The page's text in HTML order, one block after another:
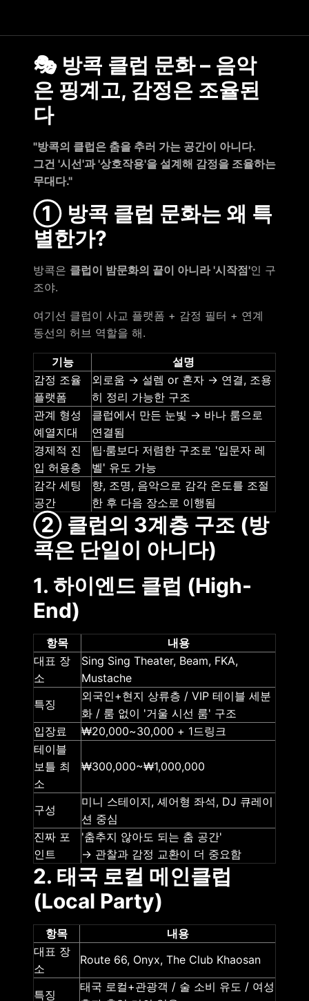
🎭 방콕 클럽 문화 – 음악
은 핑계고, 감정은 조율된
다
"방콕의 클럽은 춤을 추러 가는 공간이 아니다.
그건 '시선'과 '상호작용'을 설계해 감정을 조율하는
무대다."
① 방콕 클럽 문화는 왜 특
별한가?
방콕은 클럽이 밤문화의 끝이 아니라 '시작점'인 구
조야.
여기선 클럽이 사교 플랫폼 + 감정 필터 + 연계
동선의 허브 역할을 해.
기능
설명
감정 조율
플랫폼
외로움 → 설렘 or 혼자 → 연결, 조용
히 정리 가능한 구조
관계 형성
예열지대
클럽에서 만든 눈빛 → 바나 룸으로
연결됨
경제적 진
입 허용층
팁·룸보다 저렴한 구조로 '입문자 레
벨' 유도 가능
감각 세팅
공간
향, 조명, 음악으로 감각 온도를 조절
한 후 다음 장소로 이행됨
② 클럽의 3계층 구조 (방
콕은 단일이 아니다)
1. 하이엔드 클럽 (High-
End)
항목
내용
대표 장
소
Sing Sing Theater, Beam, FKA,
Mustache
특징
외국인+현지 상류층 / VIP 테이블 세분
화 / 룸 없이 '거울 시선 룸' 구조
입장료
₩20,000~30,000 + 1드링크
테이블
보틀 최
소
₩300,000~₩1,000,000
구성
미니 스테이지, 셰어형 좌석, DJ 큐레이
션 중심
진짜 포
인트
'춤추지 않아도 되는 춤 공간'
→ 관찰과 감정 교환이 더 중요함
2. 태국 로컬 메인클럽
(Local Party)
항목
내용
대표 장
소
Route 66, Onyx, The Club Khaosan
특징
태국 로컬+관광객 / 술 소비 유도 / 여성